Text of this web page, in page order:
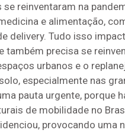
reinventaram na
e alimentação,
delivery. Tudo isso
também precisa se
urbanos e o
especialmente nas
pauta urgente, porque
de mobilidade no
provocando uma